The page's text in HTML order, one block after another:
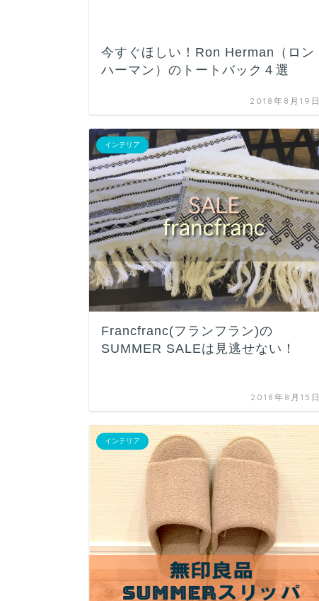
今すぐほしい！Ron Herman（ロン
ハーマン）のトートバック４選
2018年8月19日
インテリア
Francfranc(フランフラン)の
SUMMER SALEは見逃せない！
2018年8月15日
インテリア